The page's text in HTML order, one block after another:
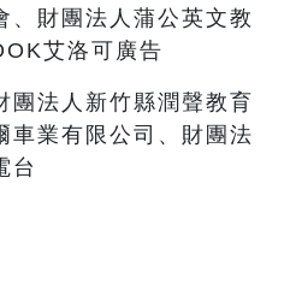
、財團法人蒲公英文教
艾洛可廣告
團法人新竹縣潤聲教育
車業有限公司、財團法
台